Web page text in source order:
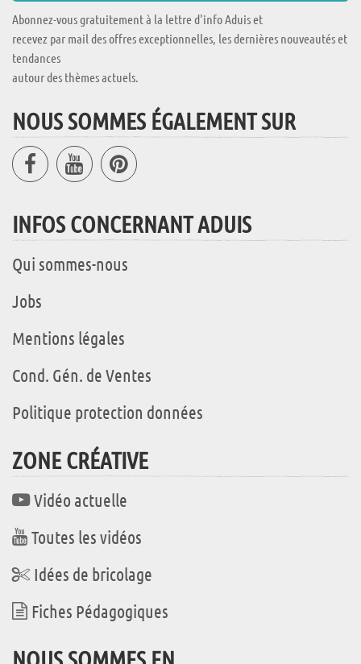
Abonnez-vous gratuitement à la lettre d'info Aduis et
recevez par mail des offres exceptionnelles, les dernières nouveautés et
tendances
autour des thèmes actuels.
NOUS SOMMES ÉGALEMENT SUR
INFOS CONCERNANT ADUIS
Qui sommes-nous
Jobs
Mentions légales
Cond. Gén. de Ventes
Politique protection données
ZONE CRÉATIVE
Vidéo actuelle
Toutes les vidéos
Idées de bricolage
Fiches Pédagogiques